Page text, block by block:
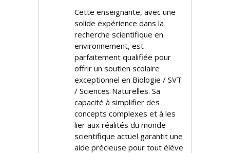
Cette enseignante, avec une
solide expérience dans la
recherche scientifique en
environnement, est
parfaitement qualifiée pour
offrir un soutien scolaire
exceptionnel en Biologie / SVT
/ Sciences Naturelles. Sa
capacité à simplifier des
concepts complexes et à les
lier aux réalités du monde
scientifique actuel garantit une
aide précieuse pour tout élève